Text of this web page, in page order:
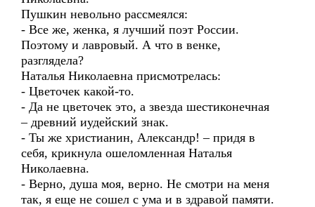
Пушкин невольно рассмеялся:
- Все же, женка, я лучший поэт России.
Поэтому и лавровый. А что в венке,
разглядела?
Наталья Николаевна присмотрелась:
- Цветочек какой-то.
- Да не цветочек это, а звезда шестиконечная
– древний иудейский знак.
- Ты же христианин, Александр! – придя в
себя, крикнула ошеломленная Наталья
Николаевна.
- Верно, душа моя, верно. Не смотри на меня
так, я еще не сошел с ума и в здравой памяти.